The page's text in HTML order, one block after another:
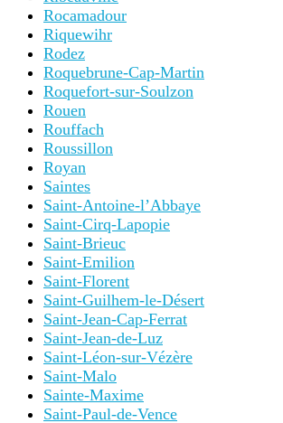
Rocamadour
Riquewihr
Rodez
Roquebrune-Cap-Martin
Roquefort-sur-Soulzon
Rouen
Rouffach
Roussillon
Royan
Saintes
Saint-Antoine-l’Abbaye
Saint-Cirq-Lapopie
Saint-Brieuc
Saint-Emilion
Saint-Florent
Saint-Guilhem-le-Désert
Saint-Jean-Cap-Ferrat
Saint-Jean-de-Luz
Saint-Léon-sur-Vézère
Saint-Malo
Sainte-Maxime
Saint-Paul-de-Vence